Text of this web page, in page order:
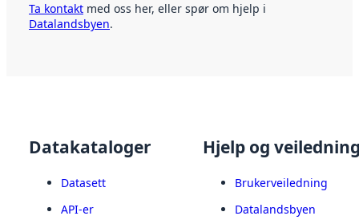
Ta kontakt med oss her, eller spør om hjelp i
Datalandsbyen.
Datakataloger
Datasett
API-er
Hjelp og
Brukerveiledning
Datalandsbyen